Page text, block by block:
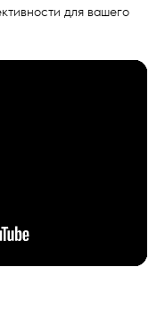
для вашего